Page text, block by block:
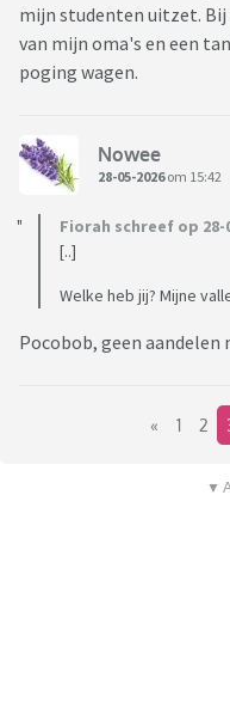
mijn studenten uitzet. Bij
van mijn oma's en een
poging wagen.
Nowee
28-05-2026om 15:42
Fiorah schreef op 28-
[..]
Welke heb jij? Mijne
Pocobob, geen aandelen
« 1 2
▼